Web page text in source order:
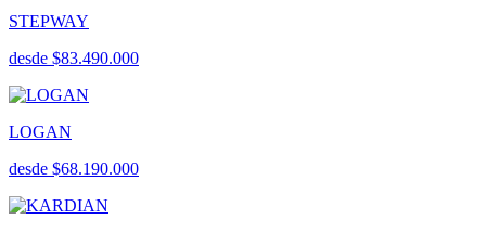
STEPWAY
desde $83.490.000
LOGAN
desde $68.190.000